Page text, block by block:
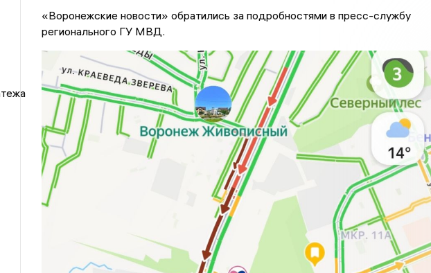
«Воронежские новости» обратились за подробностями в пресс-службу
регионального ГУ МВД.